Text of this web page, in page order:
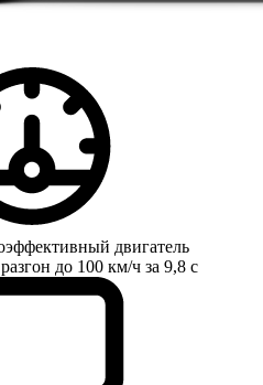
двигатель
до 100 км/ч за 9,8 с